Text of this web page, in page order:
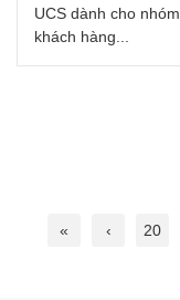
UCS dành cho nhóm
khách hàng...
« ‹ 20